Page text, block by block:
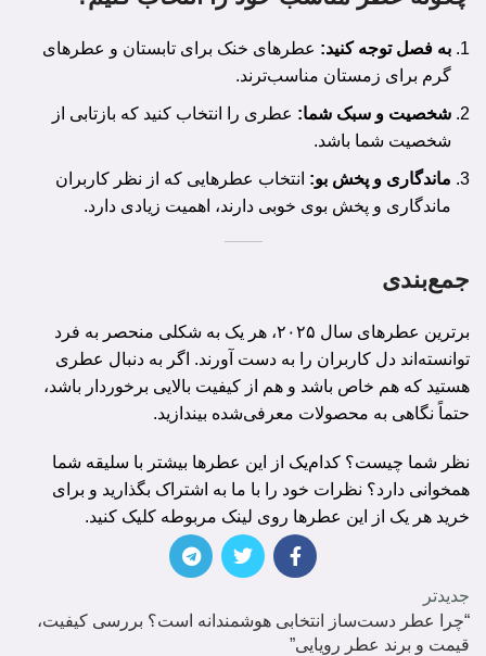
به فصل توجه کنید: عطرهای خنک برای تابستان و عطرهای
گرم برای زمستان مناسب‌ترند.
شخصیت و سبک شما: عطری را انتخاب کنید که بازتابی از
شخصیت شما باشد.
ماندگاری و پخش بو: انتخاب عطرهایی که از نظر کاربران
ماندگاری و پخش بوی خوبی دارند، اهمیت زیادی دارد.
جمع‌بندی
برترین عطرهای سال ۲۰۲۵، هر یک به شکلی منحصر به فرد
توانسته‌اند دل کاربران را به دست آورند. اگر به دنبال عطری
هستید که هم خاص باشد و هم از کیفیت بالایی برخوردار باشد،
حتماً نگاهی به محصولات معرفی‌شده بیندازید.
نظر شما چیست؟ کدام‌یک از این عطرها بیشتر با سلیقه شما
همخوانی دارد؟ نظرات خود را با ما به اشتراک بگذارید و برای
خرید هر یک از این عطرها روی لینک مربوطه کلیک کنید.
جدیدتر
“چرا عطر دست‌ساز انتخابی هوشمندانه است؟ بررسی کیفیت،
قیمت و برند عطر رویایی”